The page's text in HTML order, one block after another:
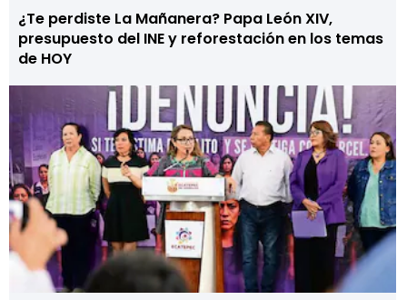
¿Te perdiste La Mañanera? Papa León XIV,
presupuesto del INE y reforestación en los temas
de HOY